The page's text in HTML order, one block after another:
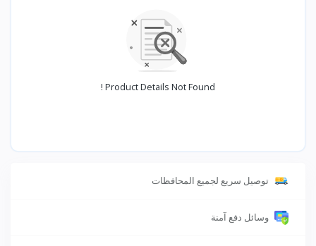
Product Details Not Found !
توصيل سريع لجميع المحافظات
وسائل دفع آمنة